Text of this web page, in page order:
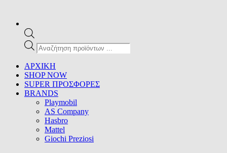
Products
search
ΑΡΧΙΚΗ
SHOP NOW
SUPER ΠΡΟΣΦΟΡΕΣ
BRANDS
Playmobil
AS Company
Hasbro
Mattel
Giochi Preziosi